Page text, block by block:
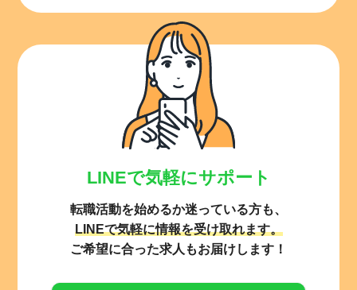
LINEで気軽にサポート
転職活動を始めるか迷っている方も、
LINEで気軽に情報を受け取れます。
ご希望に合った求人もお届けします！